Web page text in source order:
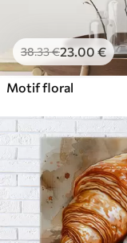
38.33€23.00 €
Motif floral